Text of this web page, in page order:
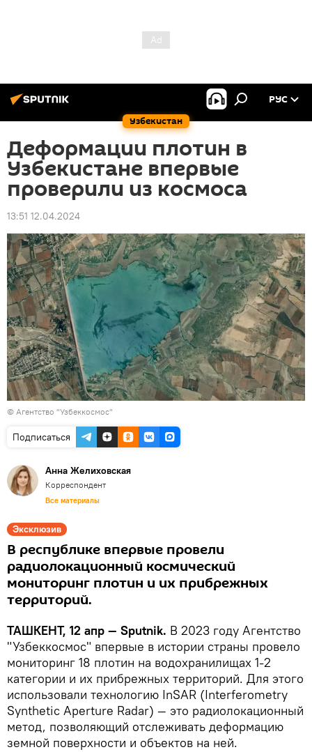
Узбекистан
РУС
Деформации плотин в
Узбекистане впервые
проверили из космоса
13:51 12.04.2024
© Агентство "Узбеккосмос"
Подписаться
Анна Желиховская
Корреспондент
Все материалы
Эксклюзив
В республике впервые провели
радиолокационный космический
мониторинг плотин и их прибрежных
территорий.
ТАШКЕНТ, 12 апр — Sputnik. В 2023 году Агентство
"Узбеккосмос" впервые в истории страны провело
мониторинг 18 плотин на водохранилищах 1-2
категории и их прибрежных территорий. Для этого
использовали технологию InSAR (Interferometry
Synthetic Aperture Radar) — это радиолокационный
метод, позволяющий отслеживать деформацию
земной поверхности и объектов на ней.